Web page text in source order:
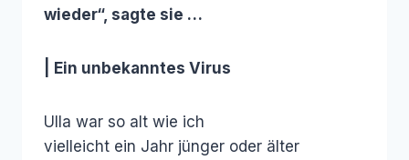
wieder“, sagte sie …
Ein unbekanntes Virus
Ulla war so alt wie ich
vielleicht ein Jahr jünger oder älter